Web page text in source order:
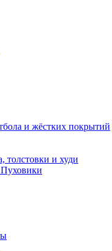
и жёстких покрытий
и худи